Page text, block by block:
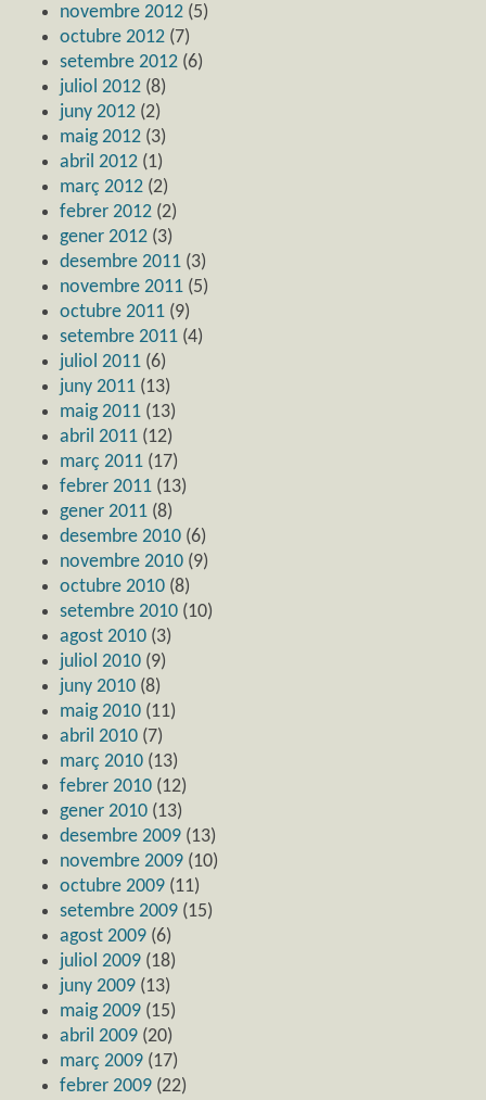
novembre 2012 (5)
octubre 2012 (7)
setembre 2012 (6)
juliol 2012 (8)
juny 2012 (2)
maig 2012 (3)
abril 2012 (1)
març 2012 (2)
febrer 2012 (2)
gener 2012 (3)
desembre 2011 (3)
novembre 2011 (5)
octubre 2011 (9)
setembre 2011 (4)
juliol 2011 (6)
juny 2011 (13)
maig 2011 (13)
abril 2011 (12)
març 2011 (17)
febrer 2011 (13)
gener 2011 (8)
desembre 2010 (6)
novembre 2010 (9)
octubre 2010 (8)
setembre 2010 (10)
agost 2010 (3)
juliol 2010 (9)
juny 2010 (8)
maig 2010 (11)
abril 2010 (7)
març 2010 (13)
febrer 2010 (12)
gener 2010 (13)
desembre 2009 (13)
novembre 2009 (10)
octubre 2009 (11)
setembre 2009 (15)
agost 2009 (6)
juliol 2009 (18)
juny 2009 (13)
maig 2009 (15)
abril 2009 (20)
març 2009 (17)
febrer 2009 (22)